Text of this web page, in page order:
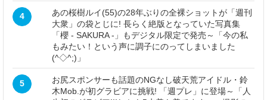
4
あの桜樹ルイ(55)の28年ぶりの全裸ショットが「週刊
大衆」の袋とじに! 長らく絶版となっていた写真集
「櫻 - SAKURA -」もデジタル限定で発売～「今の私
もみたい！という声に調子にのってしまいました
(^◇^;)」
5
お尻スポンサーも話題のNGなし破天荒アイドル・鈴
木Mob.が初グラビアに挑戦! 「週プレ」に登場～「人